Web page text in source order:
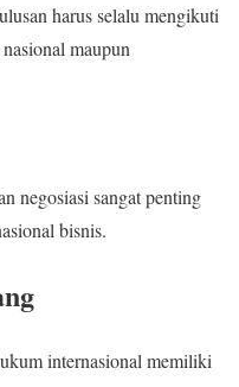
harus selalu mengikuti
maupun
negosiasi sangat penting
bisnis.
internasional memiliki